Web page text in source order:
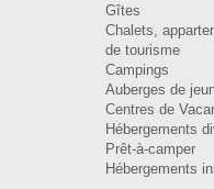
Gîtes
Chalets,
de tourisme
Campings
Auberges de
Centres de
Hébergements
Prêt-à-camper
Hébergements